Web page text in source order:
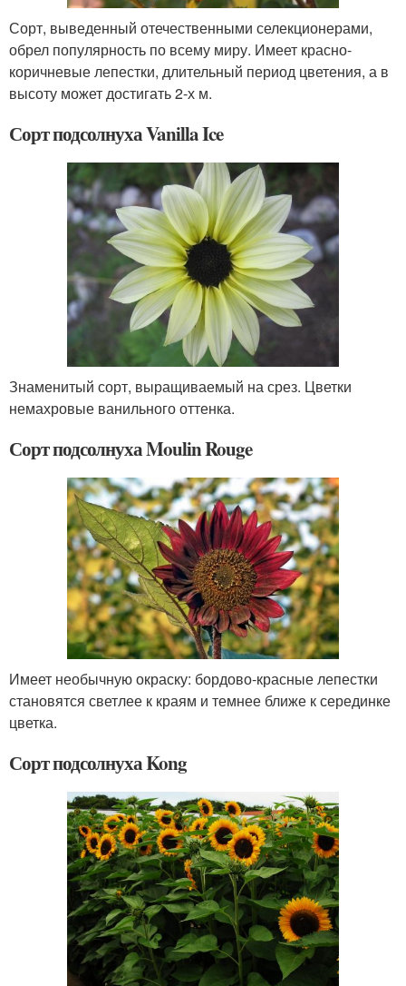
Сорт, выведенный отечественными селекционерами,
обрел популярность по всему миру. Имеет красно-
коричневые лепестки, длительный период цветения, а в
высоту может достигать 2-х м.
Сорт подсолнуха Vanilla Ice
Знаменитый сорт, выращиваемый на срез. Цветки
немахровые ванильного оттенка.
Сорт подсолнуха Moulin Rouge
Имеет необычную окраску: бордово-красные лепестки
становятся светлее к краям и темнее ближе к серединке
цветка.
Сорт подсолнуха Kong